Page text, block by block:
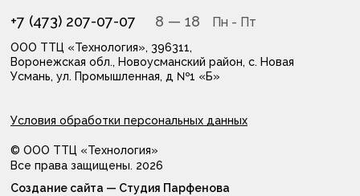
+7 (473) 207-07-07 8 — 18
ООО ТТЦ «Технология», 396311,
Воронежская обл., Новоусманский район, с. Новая
Усмань, ул. Промышленная, д №1 «Б»
Условия обработки персональных данных
© ООО ТТЦ «Технология»
Все права защищены. 2026
Создание сайта — Студия Парфенова